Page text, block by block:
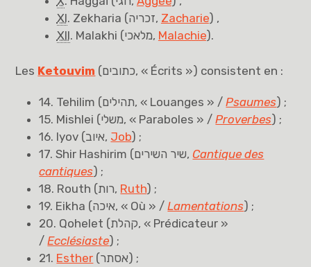
XI. Zekharia (זכריה, Zacharie) ,
XII. Malakhi (מלאכי, Malachie).
Les Ketouvim (כתובים, « Écrits ») consistent en :
14. Tehilim (תהילים, « Louanges » /Psaumes) ;
15. Mishlei (משלי, « Paraboles » /Proverbes) ;
16. Iyov (איוב, Job) ;
17.Shir Hashirim (שיר השירים,Cantique des
cantiques) ;
18. Routh (רות, Ruth) ;
19. Eikha (איכה, « Où » /Lamentations) ;
20. Qohelet (קהלת, « Prédicateur »
/Ecclésiaste) ;
21. Esther ((אסתר ;